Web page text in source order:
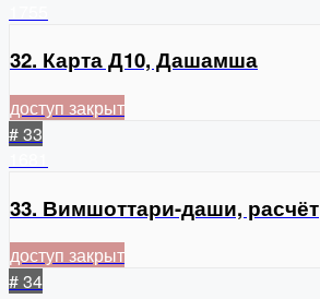
32. Карта Д10, Дашамша
доступ закрыт
# 33
33. Вимшоттари-даши, расчёт
доступ закрыт
# 34